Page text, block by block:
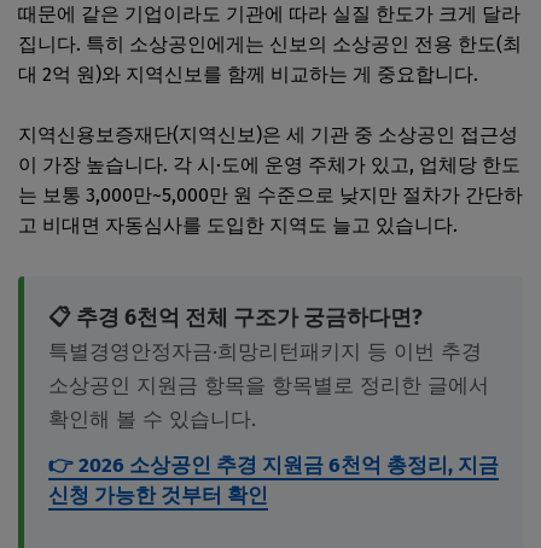
때문에 같은 기업이라도 기관에 따라 실질 한도가 크게 달라
집니다. 특히 소상공인에게는 신보의 소상공인 전용 한도(최
대 2억 원)와 지역신보를 함께 비교하는 게 중요합니다.
지역신용보증재단(지역신보)은 세 기관 중 소상공인 접근성
이 가장 높습니다. 각 시·도에 운영 주체가 있고, 업체당 한도
는 보통 3,000만~5,000만 원 수준으로 낮지만 절차가 간단하
고 비대면 자동심사를 도입한 지역도 늘고 있습니다.
📋 추경 6천억 전체 구조가 궁금하다면?
특별경영안정자금·희망리턴패키지 등 이번 추경
소상공인 지원금 항목을 항목별로 정리한 글에서
확인해 볼 수 있습니다.
👉 2026 소상공인 추경 지원금 6천억 총정리, 지금
신청 가능한 것부터 확인